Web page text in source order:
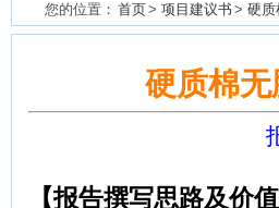
您的位置： 首页> 项目建议书 > 硬质
硬质棉
【报告撰写思路及价值